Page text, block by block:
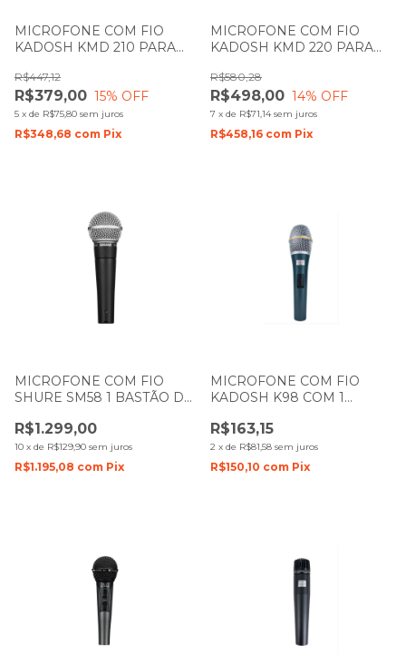
MICROFONE COM FIO
KADOSH KMD 210 PARA
PERCUSSAO
R$379,00
R$447,12
15% OFF
5 x de R$75,80 sem juros
R$348,68 com Pix
MICROFONE COM FIO
KADOSH KMD 220 PARA
R$498,00
R$580,28
14% OFF
7 x de R$71,14 sem juros
R$458,16 com Pix
MICROFONE COM FIO
SHURE SM58 1 BASTÃO DE
R$1.299,00
10 x de R$129,90 sem juros
R$1.195,08 com Pix
MICROFONE COM FIO
KADOSH K98 COM 1
CACHIMBO
R$163,15
2 x de R$81,58 sem juros
R$150,10 com Pix